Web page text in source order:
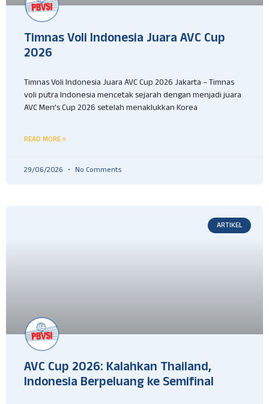
Timnas Voli Indonesia Juara AVC Cup
2026
Timnas Voli Indonesia Juara AVC Cup 2026 Jakarta – Timnas
voli putra Indonesia mencetak sejarah dengan menjadi juara
AVC Men’s Cup 2026 setelah menaklukkan Korea
READ MORE »
29/06/2026 No Comments
ARTIKEL
AVC Cup 2026: Kalahkan Thailand,
Indonesia Berpeluang ke Semifinal